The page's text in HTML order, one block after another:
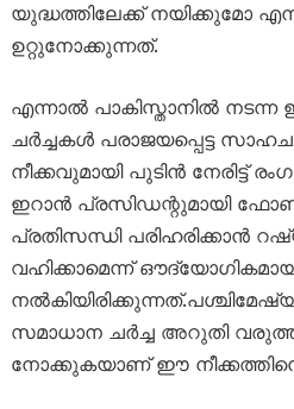
യുദ്ധത്തിലേക്ക് നയിക്കുമോ
ഉറ്റുനോക്കുന്നത്.
എന്നാൽ പാകിസ്താനിൽ
ചർച്ചകൾ പരാജയപ്പെട്ട
നീക്കവുമായി പുടിൻ നേരിട്ട്
ഇറാൻ പ്രസിഡന്റുമായി
പ്രതിസന്ധി പരിഹരിക്കാൻ
വഹിക്കാമെന്ന്
സമാധാന ചർച്ച അറുതി
നോക്കുകയാണ് ഈ